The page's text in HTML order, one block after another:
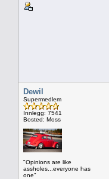
Dewil
Supermedlem
Innlegg: 7541
Bosted: Moss
"Opinions are like
assholes...everyone has
one"